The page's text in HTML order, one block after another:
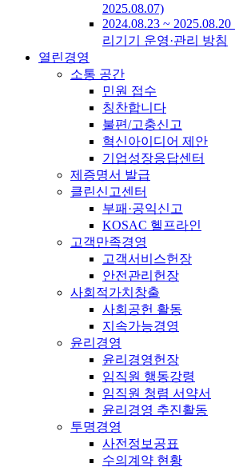
2025.08.07)
2024.08.23 ~
리기기 운영·관리 방침
열린경영
소통 공간
민원 접수
칭찬합니다
불편/고충신고
혁신아이디어 제안
기업성장응답센터
제증명서 발급
클린신고센터
부패·공익신고
KOSAC 헬프라인
고객만족경영
고객서비스헌장
안전관리헌장
사회적가치창출
사회공헌 활동
지속가능경영
윤리경영
윤리경영헌장
임직원 행동강령
임직원 청렴 서약서
윤리경영 추진활동
투명경영
사전정보공표
수의계약 현황